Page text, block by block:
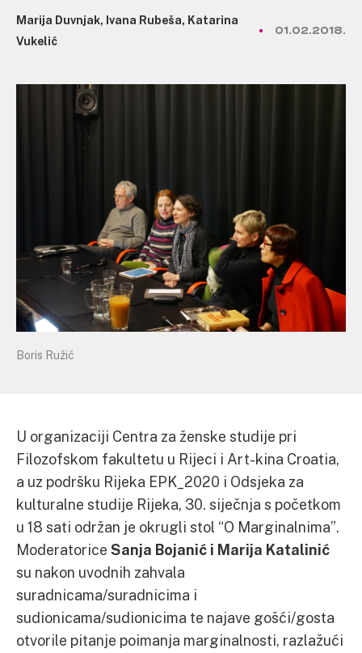
Marija Duvnjak, Ivana Rubeša, Katarina
Vukelić
01.02.2018.
Boris Ružić
U organizaciji Centra za ženske studije pri
Filozofskom fakultetu u Rijeci i Art-kina Croatia,
a uz podršku Rijeka EPK_2020 i Odsjeka za
kulturalne studije Rijeka, 30. siječnja s početkom
u 18 sati održan je okrugli stol “O Marginalnima”.
Moderatorice Sanja Bojanić i Marija Katalinić
su nakon uvodnih zahvala
suradnicama/suradnicima i
sudionicama/sudionicima te najave gošći/gosta
otvorile pitanje poimanja marginalnosti, razlažući